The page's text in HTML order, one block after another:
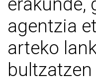
agentzia
arteko
bultzatzen